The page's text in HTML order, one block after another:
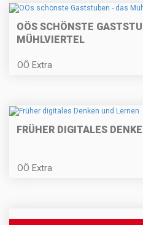
OÖS SCHÖNSTE
MÜHLVIERTEL
OÖ Extra
FRÜHER DIGITALES
OÖ Extra